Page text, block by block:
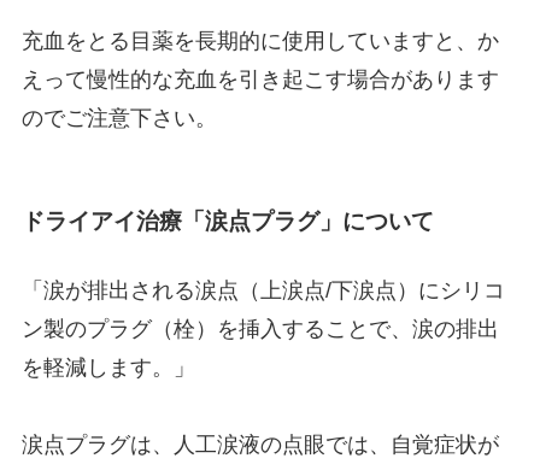
充血をとる目薬を長期的に使用していますと、か
えって慢性的な充血を引き起こす場合があります
のでご注意下さい。
ドライアイ治療「涙点プラグ」について
「涙が排出される涙点（上涙点/下涙点）にシリコ
ン製のプラグ（栓）を挿入することで、涙の排出
を軽減します。」
涙点プラグは、人工涙液の点眼では、自覚症状が